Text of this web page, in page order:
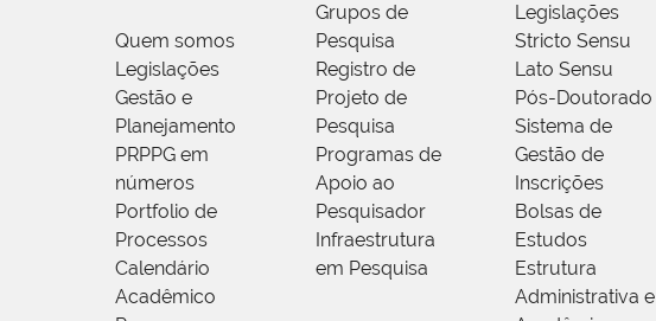
Quem somos
Legislações
Gestão e
Planejamento
PRPPG em
números
Portfolio de
Processos
Calendário
Acadêmico
Grupos de
Pesquisa
Registro de
Projeto de
Pesquisa
Programas de
Apoio ao
Pesquisador
Infraestrutura
em Pesquisa
Legislações
Stricto Sensu
Lato Sensu
Pós-Doutorado
Sistema de
Gestão de
Inscrições
Bolsas de
Estudos
Estrutura
Administrativa e